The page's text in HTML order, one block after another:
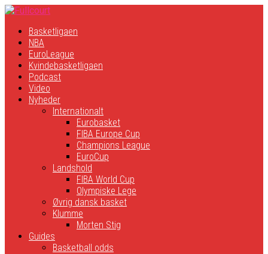
Basketligaen
NBA
EuroLeague
Kvindebasketligaen
Podcast
Video
Nyheder
Internationalt
Eurobasket
FIBA Europe Cup
Champions League
EuroCup
Landshold
FIBA World Cup
Olympiske Lege
Øvrig dansk basket
Klumme
Morten Stig
Guides
Basketball odds